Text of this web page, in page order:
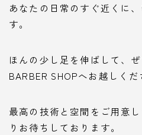
あなたの日常のすぐ近くに
す。
ほんの少し足を伸ばして、ぜ
BARBER SHOPへお越しくだ
最高の技術と空間をご用意
りお待ちしております。